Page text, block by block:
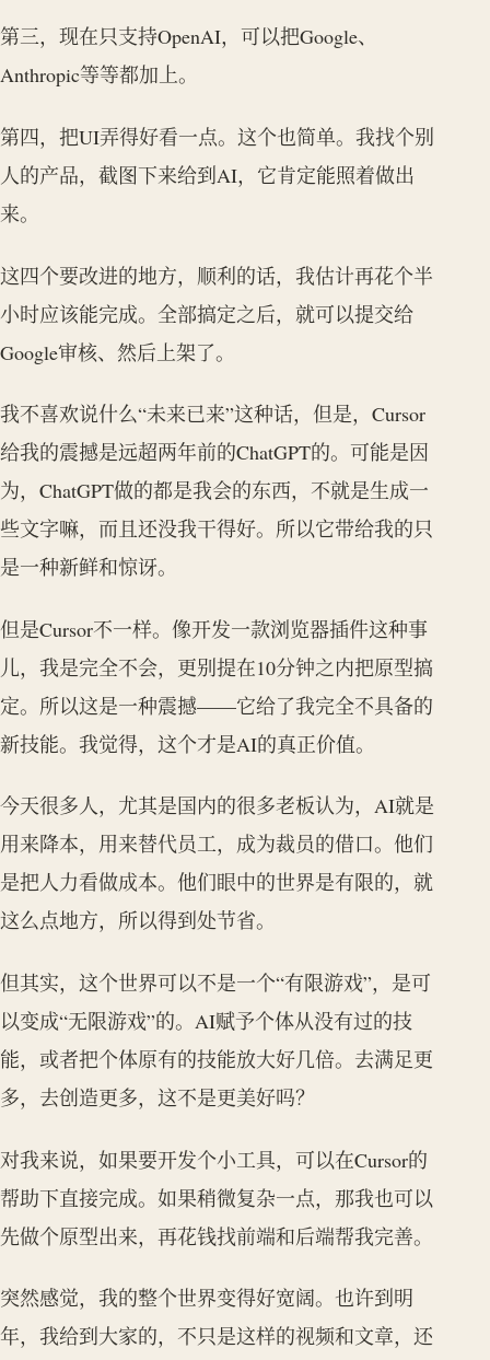
第三，现在只支持OpenAI，可以把Google、
Anthropic等等都加上。
第四，把UI弄得好看一点。这个也简单。我找个别
人的产品，截图下来给到AI，它肯定能照着做出
来。
这四个要改进的地方，顺利的话，我估计再花个半
小时应该能完成。全部搞定之后，就可以提交给
Google审核、然后上架了。
我不喜欢说什么“未来已来”这种话，但是，Cursor
给我的震撼是远超两年前的ChatGPT的。可能是因
为，ChatGPT做的都是我会的东西，不就是生成一
些文字嘛，而且还没我干得好。所以它带给我的只
是一种新鲜和惊讶。
但是Cursor不一样。像开发一款浏览器插件这种事
儿，我是完全不会，更别提在10分钟之内把原型搞
定。所以这是一种震撼——它给了我完全不具备的
新技能。我觉得，这个才是AI的真正价值。
今天很多人，尤其是国内的很多老板认为，AI就是
用来降本，用来替代员工，成为裁员的借口。他们
是把人力看做成本。他们眼中的世界是有限的，就
这么点地方，所以得到处节省。
但其实，这个世界可以不是一个“有限游戏”，是可
以变成“无限游戏”的。AI赋予个体从没有过的技
能，或者把个体原有的技能放大好几倍。去满足更
多，去创造更多，这不是更美好吗？
对我来说，如果要开发个小工具，可以在Cursor的
帮助下直接完成。如果稍微复杂一点，那我也可以
先做个原型出来，再花钱找前端和后端帮我完善。
突然感觉，我的整个世界变得好宽阔。也许到明
年，我给到大家的，不只是这样的视频和文章，还